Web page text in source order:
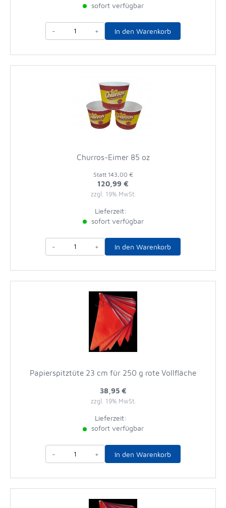
sofort verfügbar
- + In den Warenkorb
Churros-Eimer 85 oz
Statt 143,00 €
120,99 €
zzgl. 19% MwSt.
Lieferzeit:
sofort verfügbar
- + In den Warenkorb
Papierspitztüte 23 cm für 250 g rote Vollfläche
38,95 €
zzgl. 19% MwSt.
Lieferzeit:
sofort verfügbar
- + In den Warenkorb